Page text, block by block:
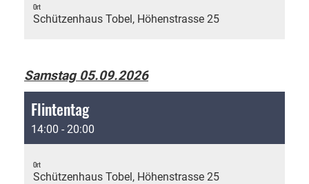
Ort
Schützenhaus Tobel, Höhenstrasse 25
Samstag 05.09.2026
Flintentag
14:00 - 20:00
Ort
Schützenhaus Tobel, Höhenstrasse 25